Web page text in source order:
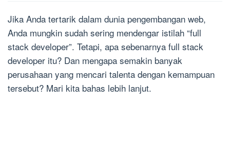
Jika Anda tertarik dalam dunia pengembangan web,
Anda mungkin sudah sering mendengar istilah “full
stack developer”. Tetapi, apa sebenarnya full stack
developer itu? Dan mengapa semakin banyak
perusahaan yang mencari talenta dengan kemampuan
tersebut? Mari kita bahas lebih lanjut.